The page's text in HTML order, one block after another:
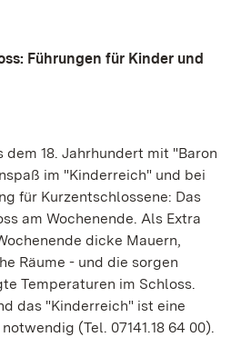
Führungen für Kinder und
18. Jahrhundert mit "Baron
im "Kinderreich" und bei
für Kurzentschlossene: Das
am Wochenende. Als Extra
dicke Mauern,
Räume - und die sorgen
Temperaturen im Schloss.
das "Kinderreich" ist eine
(Tel. 07141.18 64 00).